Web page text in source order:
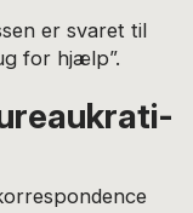
er svaret til
for hjælp”.